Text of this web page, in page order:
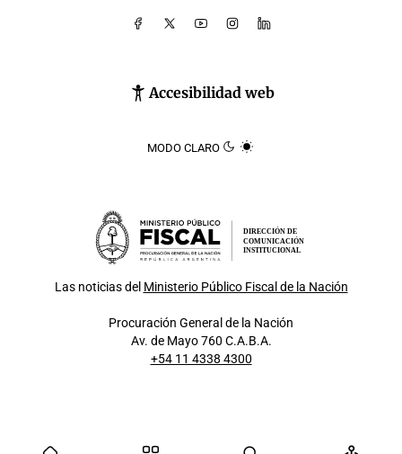
Accesibilidad web
MODO CLARO
DIRECCIÓN DE
COMUNICACIÓN
INSTITUCIONAL
Las noticias del Ministerio Público Fiscal de la Nación
Procuración General de la Nación
Av. de Mayo 760 C.A.B.A.
+54 11 4338 4300